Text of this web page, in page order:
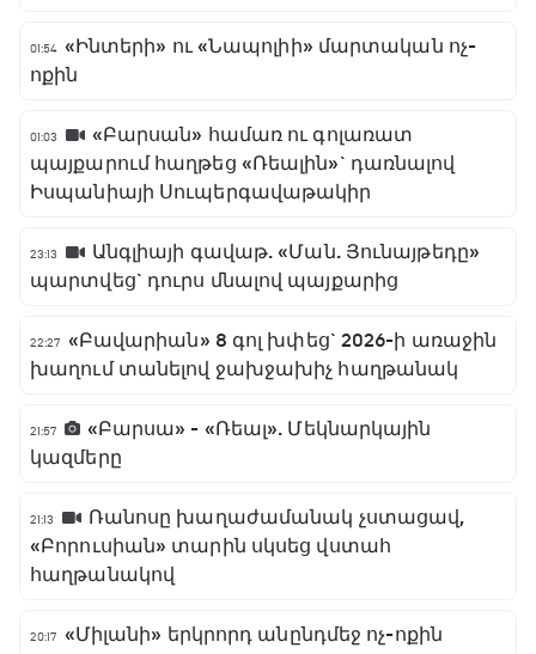
01:54 «Ինտերի» ու «Նապոլիի» մարտական ոչ-
ոքին
01:03
«Բարսան» համառ ու գոլառատ
պայքարում հաղթեց «Ռեալին»` դառնալով
Իսպանիայի Սուպերգավաթակիր
23:13
Անգլիայի գավաթ. «Ման. Յունայթեդը»
պարտվեց` դուրս մնալով պայքարից
22:27 «Բավարիան» 8 գոլ խփեց` 2026-ի առաջին
խաղում տանելով ջախջախիչ հաղթանակ
21:57
«Բարսա» - «Ռեալ». Մեկնարկային
կազմերը
21:13
Ռանոսը խաղաժամանակ չստացավ,
«Բորուսիան» տարին սկսեց վստահ
հաղթանակով
20:17 «Միլանի» երկրորդ անընդմեջ ոչ-ոքին